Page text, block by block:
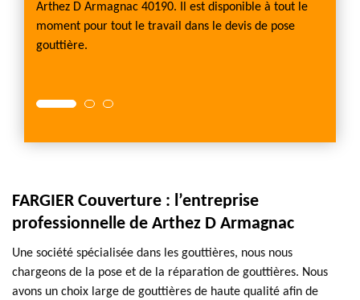
Arthez D Armagnac 40190. Il est disponible à tout le
moment pour tout le travail dans le devis de pose
gouttière.
FARGIER Couverture : l’entreprise
professionnelle de Arthez D Armagnac
Une société spécialisée dans les gouttières, nous nous
chargeons de la pose et de la réparation de gouttières. Nous
avons un choix large de gouttières de haute qualité afin de